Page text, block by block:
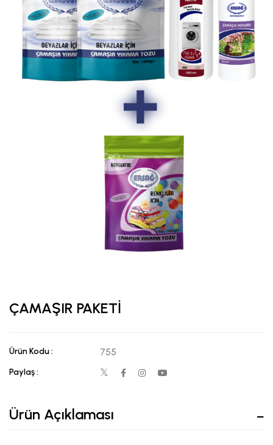
ÇAMAŞIR PAKETİ
Ürün Kodu : 755
Paylaş :
Ürün Açıklaması